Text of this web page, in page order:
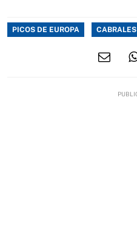
PICOS DE EUROPA CABRALES